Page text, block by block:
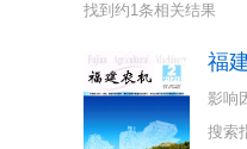
找到约1条相关结果
福
影响
搜索